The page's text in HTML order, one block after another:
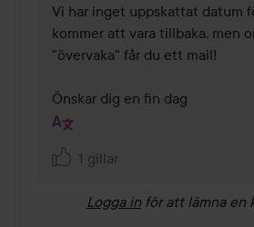
Vi har inget uppskattat datum
kommer att vara tillbaka, men
"övervaka" får du ett mail!
1 gillar
Logga in för att lämna en